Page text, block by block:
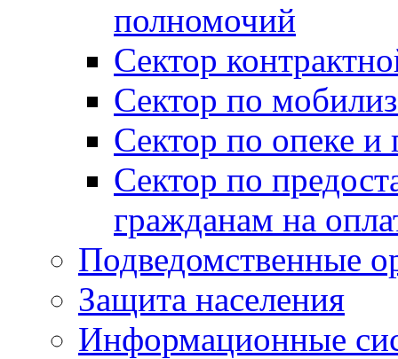
полномочий
Сектор
Сектор по
Сектор по опеке и
Сектор по
гражданам на
Подведомственные
Защита населения
Информационные